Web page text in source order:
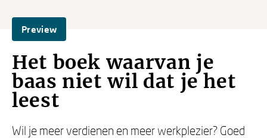
Preview
Het boek waarvan je
baas niet wil dat je het
leest
Wil je meer verdienen en meer werkplezier? Goed